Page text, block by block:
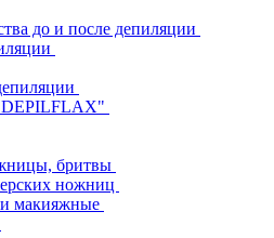
до и после депиляции
бритвы
ножниц
макияжные